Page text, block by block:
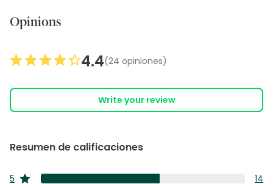
Opinions
Resumen de calificaciones
5
14
4.4(24 opiniones)
Write your review